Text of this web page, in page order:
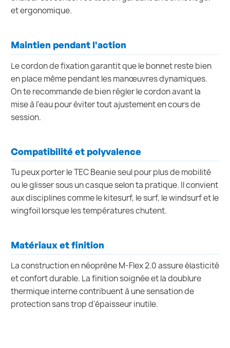
et ergonomique.
Maintien pendant l'action
Le cordon de fixation garantit que le bonnet reste bien
en place même pendant les manœuvres dynamiques.
On te recommande de bien régler le cordon avant la
mise à l'eau pour éviter tout ajustement en cours de
session.
Compatibilité et polyvalence
Tu peux porter le TEC Beanie seul pour plus de mobilité
ou le glisser sous un casque selon ta pratique. Il convient
aux disciplines comme le kitesurf, le surf, le windsurf et le
wingfoil lorsque les températures chutent.
Matériaux et finition
La construction en néoprène M-Flex 2.0 assure élasticité
et confort durable. La finition soignée et la doublure
thermique interne contribuent à une sensation de
protection sans trop d'épaisseur inutile.